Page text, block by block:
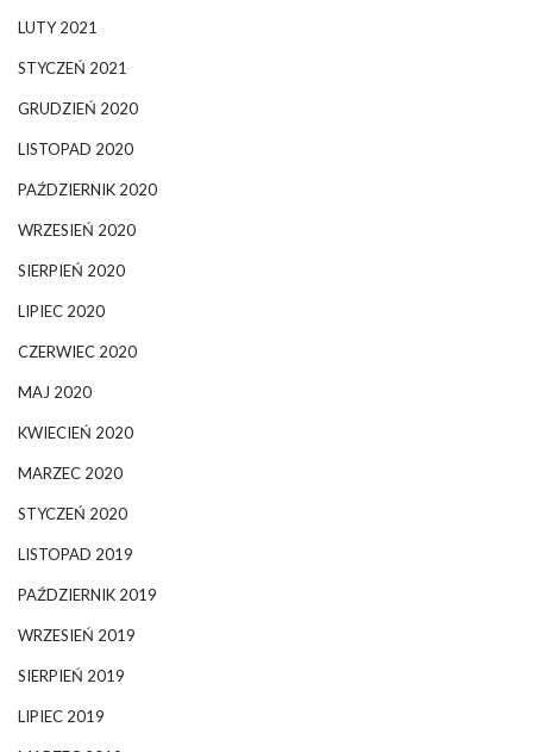
LUTY 2021
STYCZEŃ 2021
GRUDZIEŃ 2020
LISTOPAD 2020
PAŹDZIERNIK 2020
WRZESIEŃ 2020
SIERPIEŃ 2020
LIPIEC 2020
CZERWIEC 2020
MAJ 2020
KWIECIEŃ 2020
MARZEC 2020
STYCZEŃ 2020
LISTOPAD 2019
PAŹDZIERNIK 2019
WRZESIEŃ 2019
SIERPIEŃ 2019
LIPIEC 2019